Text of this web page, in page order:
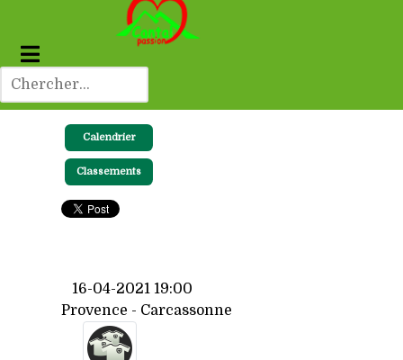
Calendrier
Classements
16-04-2021 19:00
Provence - Carcassonne